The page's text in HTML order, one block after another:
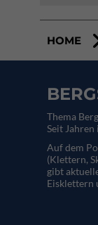
HOME
Thema
Seit
Auf dem
(Klettern,
gibt
Eisklettern